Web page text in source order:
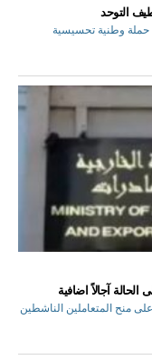
التوحد
حملة وطنية تحسيسية
الحالة آجالاً اضافية
على منح المتعاملين الناشطين